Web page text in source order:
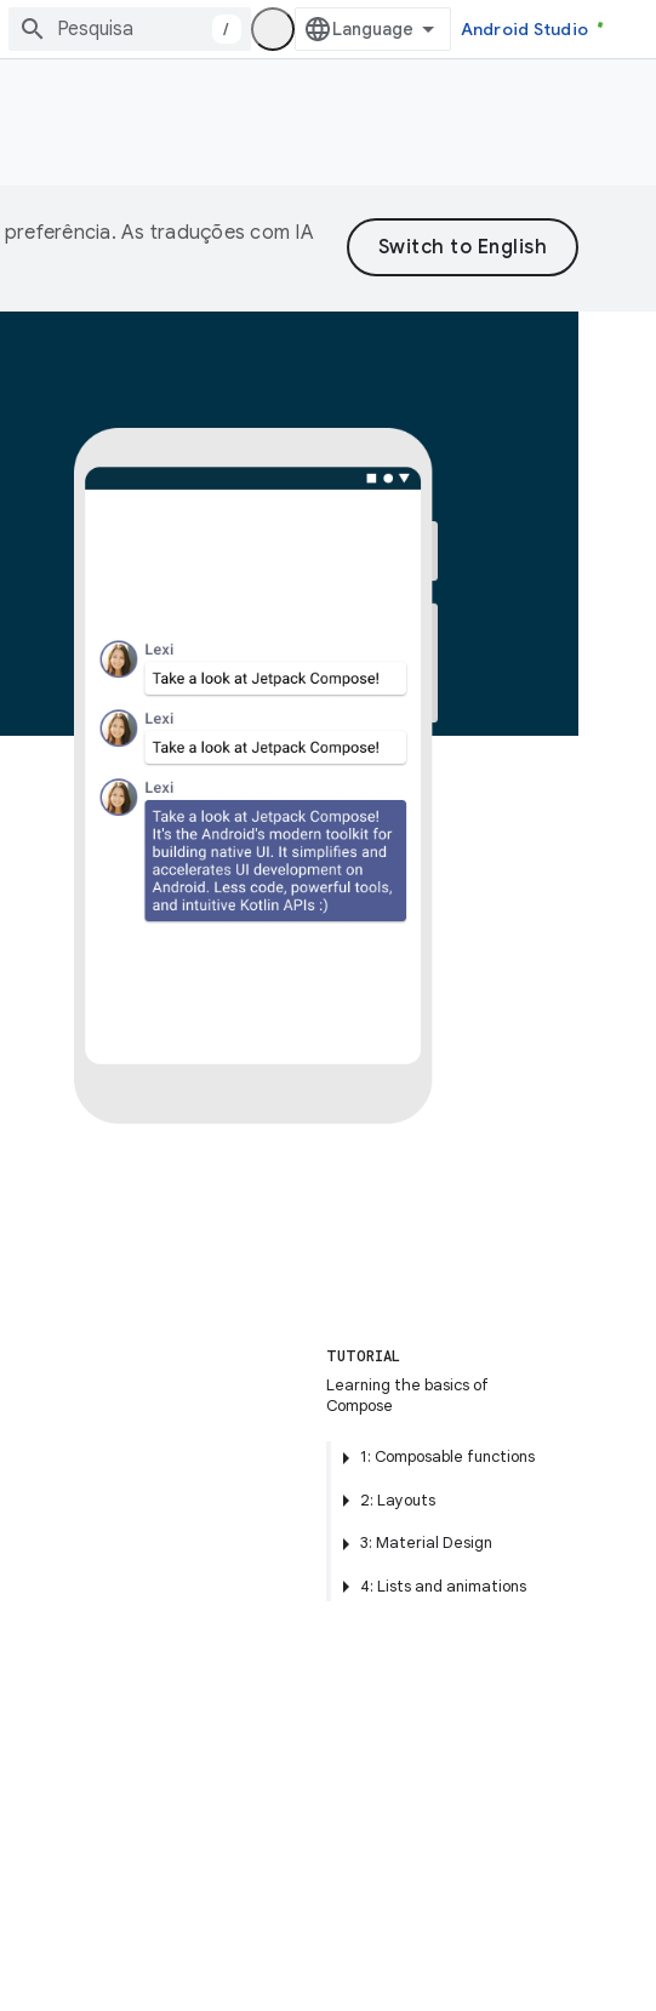
/ Android Studio
As traduções com IA
TUTORIAL
Learning the basics of
Compose
1: Composable functions
2: Layouts
3: Material Design
4: Lists and animations